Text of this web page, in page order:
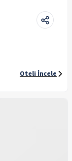
Oteli İncele